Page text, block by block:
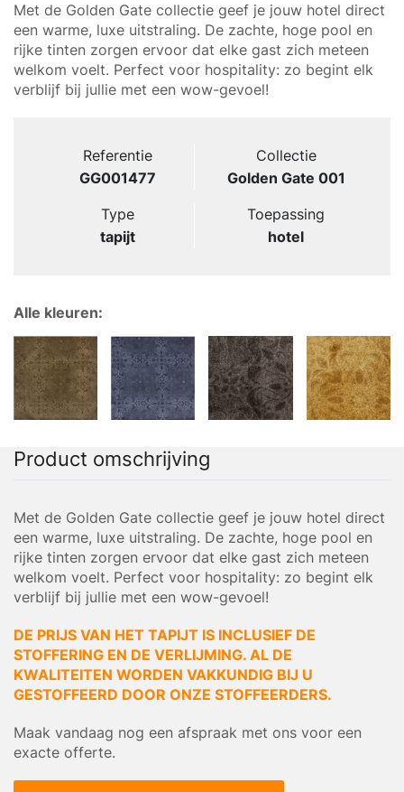
Met de Golden Gate collectie geef je jouw hotel direct
een warme, luxe uitstraling. De zachte, hoge pool en
rijke tinten zorgen ervoor dat elke gast zich meteen
welkom voelt. Perfect voor hospitality: zo begint elk
verblijf bij jullie met een wow-gevoel!
Referentie
GG001477
Collectie
Golden Gate 001
Type
tapijt
Toepassing
hotel
Alle kleuren:
Product omschrijving
Met de Golden Gate collectie geef je jouw hotel direct
een warme, luxe uitstraling. De zachte, hoge pool en
rijke tinten zorgen ervoor dat elke gast zich meteen
welkom voelt. Perfect voor hospitality: zo begint elk
verblijf bij jullie met een wow-gevoel!
DE PRIJS VAN HET TAPIJT IS INCLUSIEF DE
STOFFERING EN DE VERLIJMING. AL DE
KWALITEITEN WORDEN VAKKUNDIG BIJ U
GESTOFFEERD DOOR ONZE STOFFEERDERS.
Maak vandaag nog een afspraak met ons voor een
exacte offerte.